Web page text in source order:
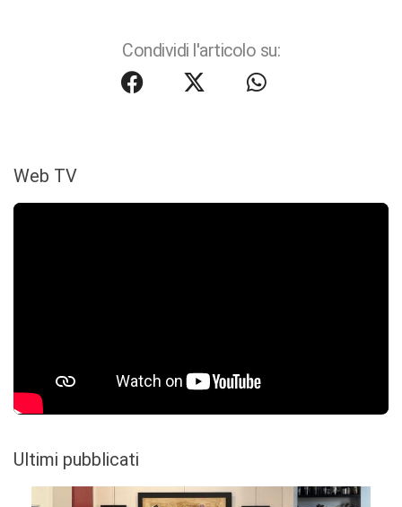
Condividi l'articolo su:
Web TV
Ultimi pubblicati